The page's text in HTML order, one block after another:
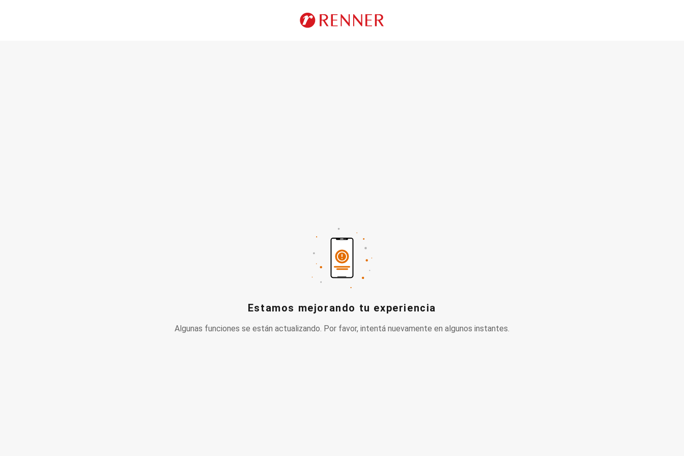
Estamos mejorando tu experiencia
Algunas funciones se están actualizando. Por favor, intentá nuevamente en algunos instantes.